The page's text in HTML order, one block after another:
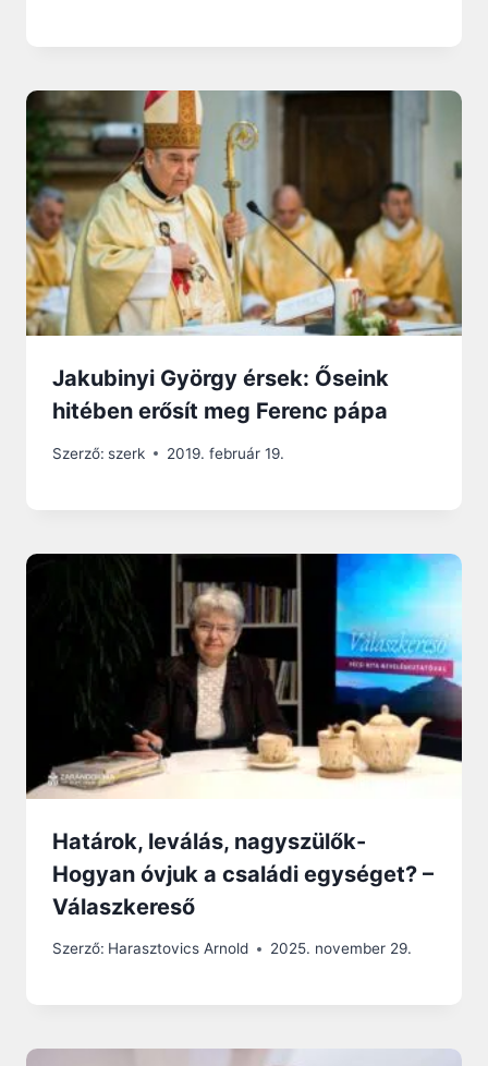
Jakubinyi György érsek: Őseink
hitében erősít meg Ferenc pápa
Szerző: szerk 2019. február 19.
Határok, leválás, nagyszülők-
Hogyan óvjuk a családi egységet? –
Válaszkereső
Szerző: Harasztovics Arnold 2025. november 29.